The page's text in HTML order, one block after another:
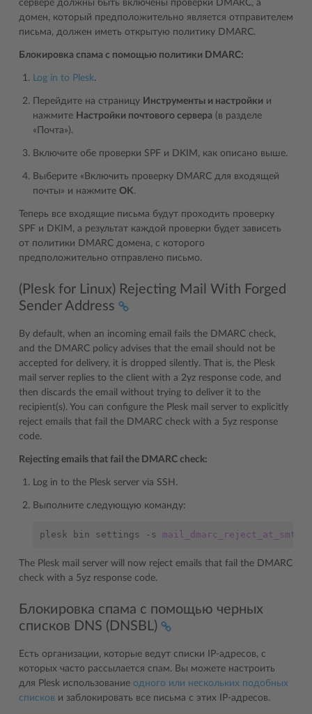
сервере должны быть включены проверки DMARC, а
домен, который предположительно является отправителем
письма, должен иметь открытую политику DMARC.
Блокировка спама с помощью политики DMARC:
Log in to Plesk.
Перейдите на страницу Инструменты и настройки и
нажмите Настройки почтового сервера (в разделе
«Почта»).
Включите обе проверки SPF и DKIM, как описано выше.
Выберите «Включить проверку DMARC для входящей
почты» и нажмите OK.
Теперь все входящие письма будут проходить проверку
SPF и DKIM, а результат каждой проверки будет зависеть
от политики DMARC домена, с которого
предположительно отправлено письмо.
(Plesk for Linux) Rejecting Mail With Forged
Sender Address
By default, when an incoming email fails the DMARC check,
and the DMARC policy advises that the email should not be
accepted for delivery, it is dropped silently. That is, the Plesk
mail server replies to the client with a 2yz response code, and
then discards the email without trying to deliver it to the
recipient(s). You can configure the Plesk mail server to explicitly
reject emails that fail the DMARC check with a 5yz response
code.
Rejecting emails that fail the DMARC check:
Log in to the Plesk server via SSH.
Выполните следующую команду:
plesk bin settings -s mail_dmarc_reject_at_smtp
The Plesk mail server will now reject emails that fail the DMARC
check with a 5yz response code.
Блокировка спама с помощью черных
списков DNS (DNSBL)
Есть организации, которые ведут списки IP-адресов, с
которых часто рассылается спам. Вы можете настроить
для Plesk использование одного или нескольких подобных
списков и заблокировать все письма с этих IP-адресов.